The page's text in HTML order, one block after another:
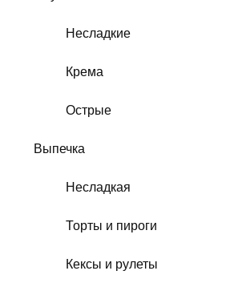
Несладкие
Крема
Острые
Выпечка
Несладкая
Торты и пироги
Кексы и рулеты